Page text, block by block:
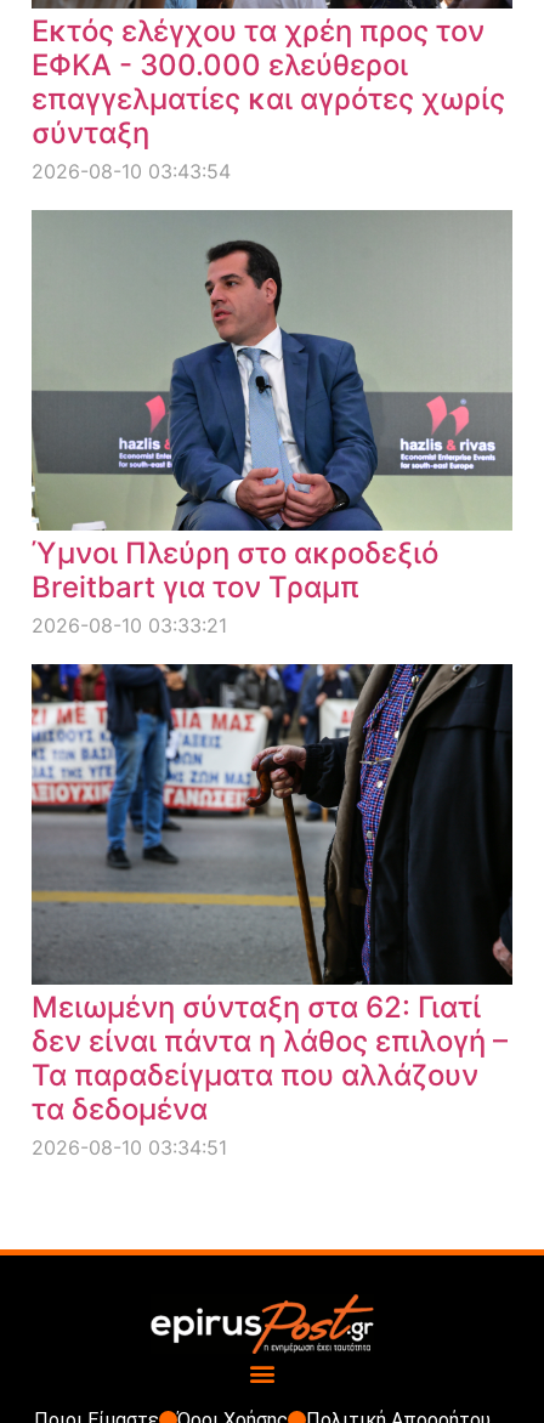
Εκτός ελέγχου τα χρέη προς τον
ΕΦΚΑ - 300.000 ελεύθεροι
επαγγελματίες και αγρότες χωρίς
σύνταξη
2026-08-10 03:43:54
Ύμνοι Πλεύρη στο ακροδεξιό
Breitbart για τον Τραμπ
2026-08-10 03:33:21
Μειωμένη σύνταξη στα 62: Γιατί
δεν είναι πάντα η λάθος επιλογή –
Τα παραδείγματα που αλλάζουν
τα δεδομένα
2026-08-10 03:34:51